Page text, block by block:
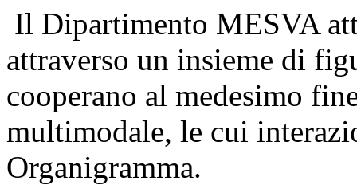
Il Dipartimento MESVA
attraverso un insieme di
cooperano al medesimo
multimodale, le cui
Organigramma.